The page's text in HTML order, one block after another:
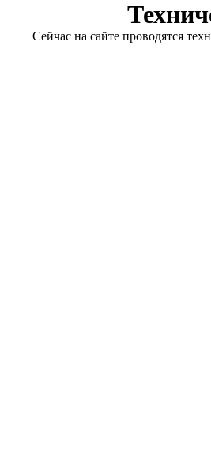
Сейчас на сайте проводятся